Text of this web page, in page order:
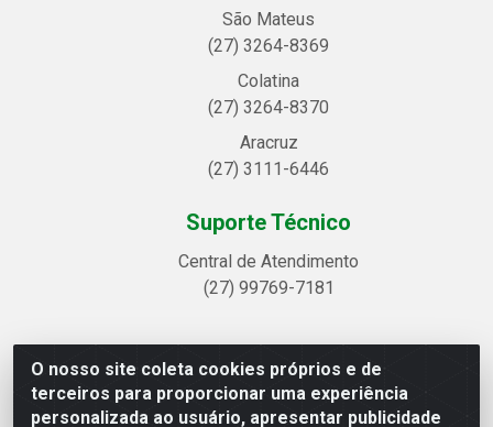
O nosso site coleta cookies próprios e de
terceiros para proporcionar uma experiência
personalizada ao usuário, apresentar publicidade
São Mateus
(27) 3264-8369
Colatina
(27) 3264-8370
Aracruz
(27) 3111-6446
Suporte Técnico
Central de Atendimento
(27) 99769-7181
Linhavix Distribuidora LTDA - Avenida Alegre, 2521 -
Quadra314 Lote 05 e 07 - Shell, Linhares/ES - CEP